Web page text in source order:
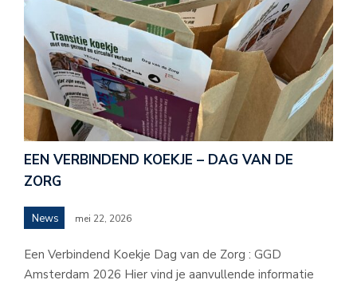
EEN VERBINDEND KOEKJE – DAG VAN DE
ZORG
News mei 22, 2026
Een Verbindend Koekje Dag van de Zorg : GGD
Amsterdam 2026 Hier vind je aanvullende informatie